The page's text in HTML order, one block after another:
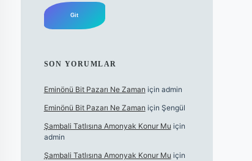
SON YORUMLAR
Eminönü Bit Pazarı Ne Zaman için admin
Eminönü Bit Pazarı Ne Zaman için Şengül
Şambali Tatlısına Amonyak Konur Mu için
admin
Şambali Tatlısına Amonyak Konur Mu için